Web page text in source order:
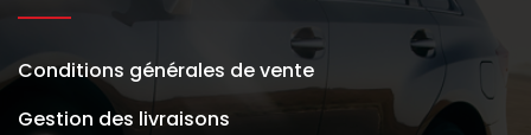
Conditions générales de vente
Gestion des livraisons